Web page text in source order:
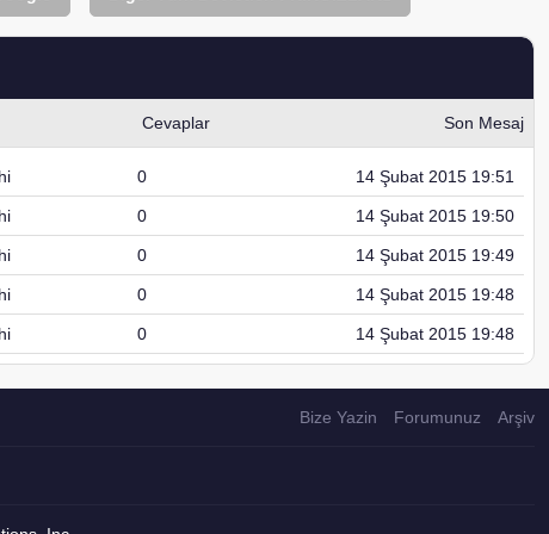
Cevaplar Son Mesaj
0 14 Şubat 2015 19:51
0 14 Şubat 2015 19:50
0 14 Şubat 2015 19:49
0 14 Şubat 2015 19:48
0 14 Şubat 2015 19:48
Bize Yazin Forumunuz Arşiv